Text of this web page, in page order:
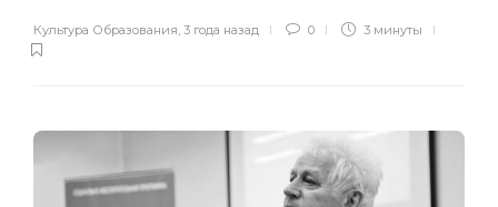
Культура Образования 3 года назад 0 3 минуты